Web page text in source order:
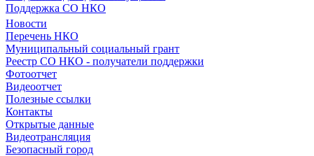
Поддержка СО НКО
Новости
Перечень НКО
Муниципальный социальный грант
Реестр СО НКО - получатели поддержки
Фотоотчет
Видеоотчет
Полезные ссылки
Контакты
Открытые данные
Видеотрансляция
Безопасный город